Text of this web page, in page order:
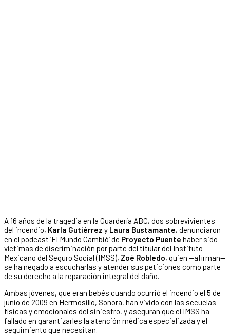
A 16 años de la tragedia en la Guardería ABC, dos sobrevivientes
del incendio, Karla Gutiérrez y Laura Bustamante, denunciaron
en el podcast ‘El Mundo Cambió’ de Proyecto Puente haber sido
víctimas de discriminación por parte del titular del Instituto
Mexicano del Seguro Social (IMSS), Zoé Robledo, quien —afirman—
se ha negado a escucharlas y atender sus peticiones como parte
de su derecho a la reparación integral del daño.
Ambas jóvenes, que eran bebés cuando ocurrió el incendio el 5 de
junio de 2009 en Hermosillo, Sonora, han vivido con las secuelas
físicas y emocionales del siniestro, y aseguran que el IMSS ha
fallado en garantizarles la atención médica especializada y el
seguimiento que necesitan.